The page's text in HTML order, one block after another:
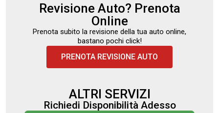
Revisione Auto? Prenota
Online
Prenota subito la revisione della tua auto online,
bastano pochi click!
PRENOTA REVISIONE AUTO
ALTRI SERVIZI
Richiedi Disponibilità Adesso